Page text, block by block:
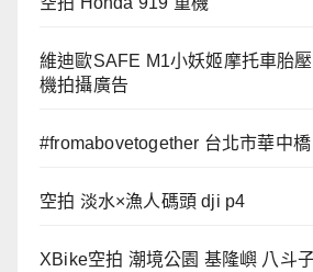
維迪歐SAFE M1小妖姬摩托車胎
機拍攝廣告
#fromabovetogether 台北市華中橋
空拍 淡水×漁人碼頭 dji p4
XBike空拍 潮境公園 基隆嶼 八斗